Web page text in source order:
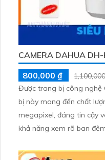
CAMERA DAHUA
800,000 ₫
Được trang bị công nghệ
bị này mang đến chất
megapixel, đáng tin cậy
khả năng xem rõ ban
lượng hình ảnh